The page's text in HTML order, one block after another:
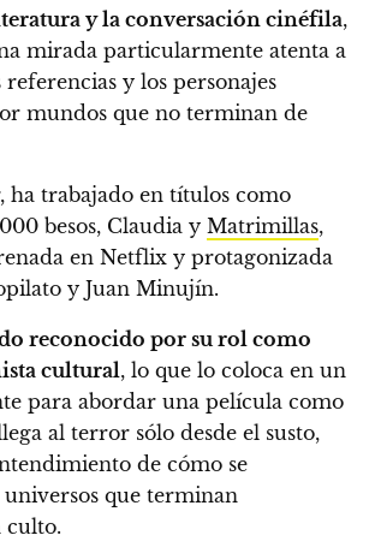
y la conversación cinéfila,
mirada particularmente atenta a
referencias y los personajes
mundos que no terminan de
ha trabajado en títulos como
besos, Claudia y Matrimillas,
en Netflix y protagonizada
y Juan Minujín.
reconocido por su rol como
cultural, lo que lo coloca en un
para abordar una película como
al terror sólo desde el susto,
de cómo se
que terminan
culto.